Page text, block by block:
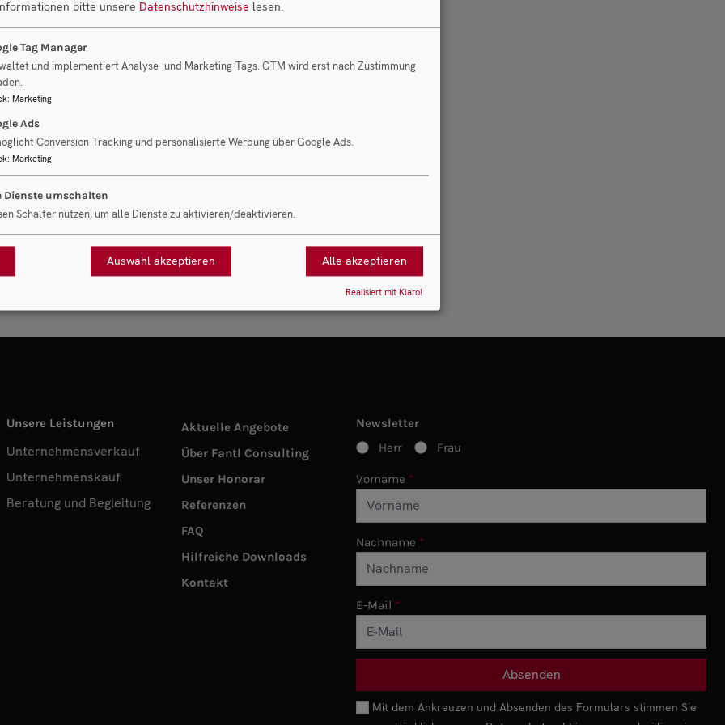
Kauf
Schweiz Südtirol
einen provisionierten Suchauftrag. Bei einer
erhalten wir unsere Provision vom
Unsere Leistungen
Unternehmensverkauf
Unternehmenskauf
Beratung und Begleitung
Aktuelle Angebote
Über Fantl Consulting
Unser Honorar
Referenzen
FAQ
Hilfreiche Downloads
Kontakt
Newsletter
Herr
Frau
Vorname
Nachname
E-Mail
Mit dem Ankreuzen und Absenden des Formulars stimmen Sie
bitte unsere Datenschutzhinweise lesen.
Tag Manager
und implementiert Analyse- und Marketing-Tags. GTM wird erst nach Zustimmung
: Marketing
Ads
Conversion-Tracking und personalisierte Werbung über Google Ads.
: Marketing
Dienste umschalten
Schalter nutzen, um alle Dienste zu aktivieren/deaktivieren.
Auswahl akzeptieren Alle akzeptieren
Realisiert mit Klaro!